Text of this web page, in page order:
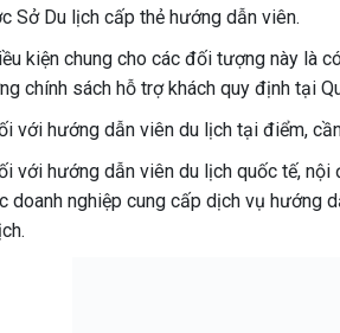
Sở Du lịch cấp thẻ hướng dẫn viên.
kiện chung cho các đối tượng này là
chính sách hỗ trợ khách quy định tại
với hướng dẫn viên du lịch tại điểm,
với hướng dẫn viên du lịch quốc tế, nội
doanh nghiệp cung cấp dịch vụ hướng